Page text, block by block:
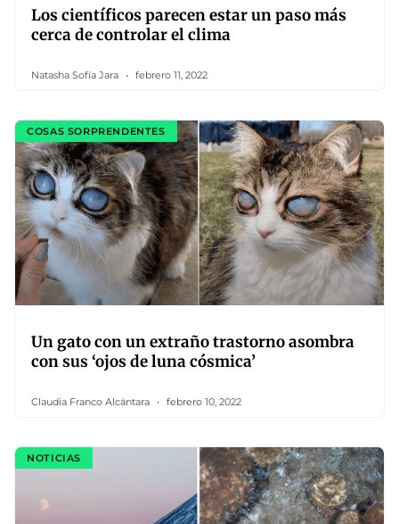
Los científicos parecen estar un paso más
cerca de controlar el clima
Natasha Sofía Jara febrero 11, 2022
COSAS SORPRENDENTES
Un gato con un extraño trastorno asombra
con sus ‘ojos de luna cósmica’
Claudia Franco Alcántara febrero 10, 2022
NOTICIAS